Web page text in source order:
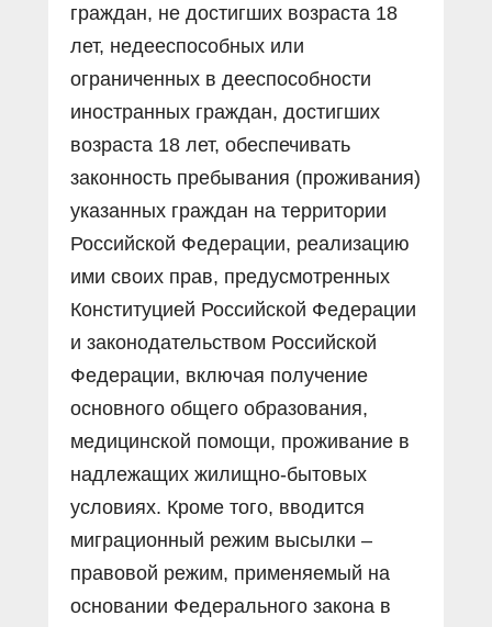
граждан, не достигших возраста 18
лет, недееспособных или
ограниченных в дееспособности
иностранных граждан, достигших
возраста 18 лет, обеспечивать
законность пребывания (проживания)
указанных граждан на территории
Российской Федерации, реализацию
ими своих прав, предусмотренных
Конституцией Российской Федерации
и законодательством Российской
Федерации, включая получение
основного общего образования,
медицинской помощи, проживание в
надлежащих жилищно-бытовых
условиях. Кроме того, вводится
миграционный режим высылки –
правовой режим, применяемый на
основании Федерального закона в